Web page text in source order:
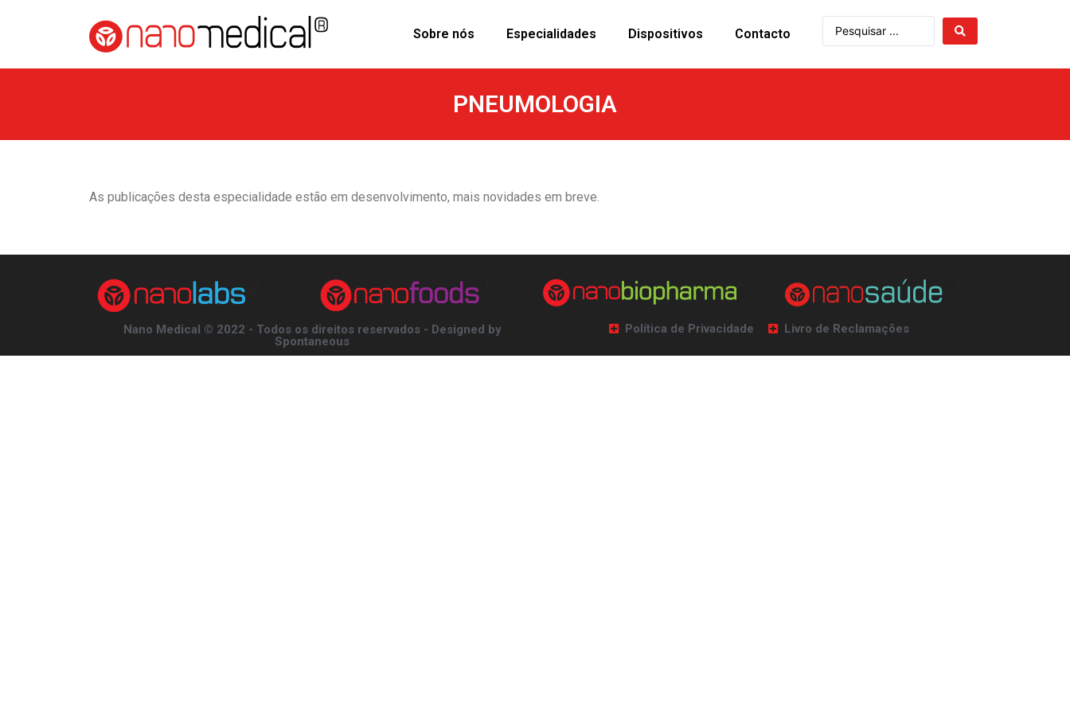
Sobre nós Especialidades Dispositivos Contacto
PNEUMOLOGIA
As publicações desta especialidade estão em desenvolvimento, mais novidades em breve.
Nano Medical © 2022 - Todos os direitos reservados - Designed by
Spontaneous
Política de Privacidade Livro de Reclamações